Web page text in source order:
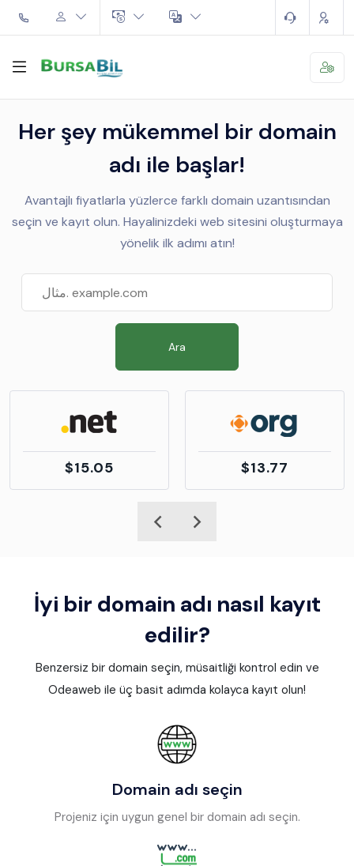
Her şey mükemmel bir domain
adı ile başlar!
Avantajlı fiyatlarla yüzlerce farklı domain uzantısından
seçin ve kayıt olun. Hayalinizdeki web sitesini oluşturmaya
yönelik ilk adımı atın!
Ara
$15.05 $13.77
İyi bir domain adı nasıl kayıt
edilir?
Benzersiz bir domain seçin, müsaitliği kontrol edin ve
Odeaweb ile üç basit adımda kolayca kayıt olun!
Domain adı seçin
Projeniz için uygun genel bir domain adı seçin.